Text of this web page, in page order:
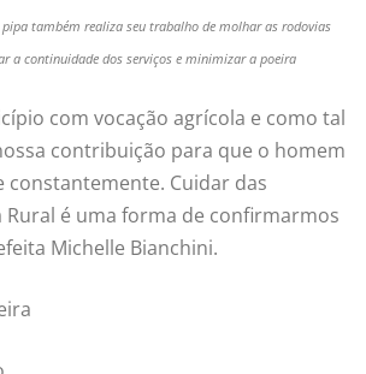
também realiza seu trabalho de molhar as rodovias
a continuidade dos serviços e minimizar a poeira
com vocação agrícola e como tal
contribuição para que o homem
constantemente. Cuidar das
Rural é uma forma de confirmarmos
Michelle Bianchini.